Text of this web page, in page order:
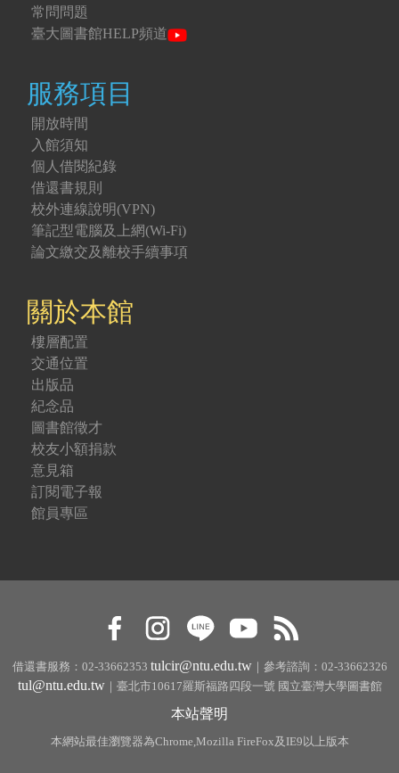
常問問題
臺大圖書館HELP頻道
服務項目
開放時間
入館須知
個人借閱紀錄
借還書規則
校外連線說明(VPN)
筆記型電腦及上網(Wi-Fi)
論文繳交及離校手續事項
關於本館
樓層配置
交通位置
出版品
紀念品
圖書館徵才
校友小額捐款
意見箱
訂閱電子報
館員專區
借還書服務：02-33662353 tulcir@ntu.edu.tw｜參考諮詢：02-33662326
tul@ntu.edu.tw｜臺北市10617羅斯福路四段一號 國立臺灣大學圖書館
本站聲明
本網站最佳瀏覽器為Chrome,Mozilla FireFox及IE9以上版本